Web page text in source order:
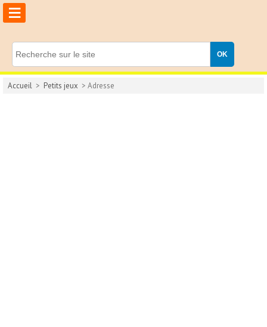
≡
Accueil > Petits jeux > Adresse